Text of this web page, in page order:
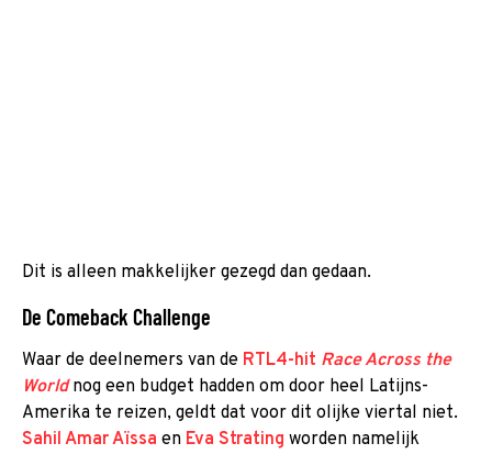
Dit is alleen makkelijker gezegd dan gedaan.
De Comeback Challenge
Waar de deelnemers van de RTL4-hit Race Across the
Worldnog een budget hadden om door heel Latijns-
Amerika te reizen, geldt dat voor dit olijke viertal niet.
Sahil Amar Aïssa en Eva Strating worden namelijk